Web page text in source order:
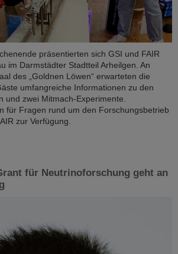
präsentierten sich GSI und FAIR
im Darmstädter Stadtteil Arheilgen. An
des „Goldnen Löwen“ erwarteten die
umfangreiche Informationen zu den
und zwei Mitmach-Experimente.
für Fragen rund um den Forschungsbetrieb
zur Verfügung.
für Neutrinoforschung geht an